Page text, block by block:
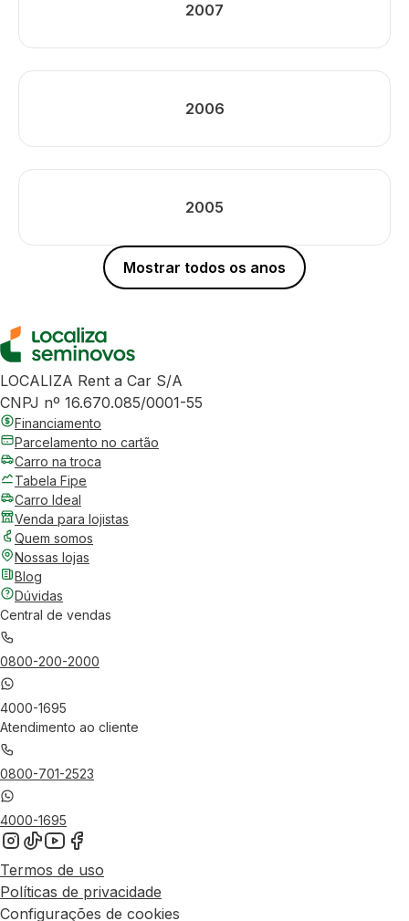
2007
2006
2005
Mostrar todos os anos
LOCALIZA Rent a Car S/A
CNPJ nº 16.670.085/0001-55
Financiamento
Parcelamento no cartão
Carro na troca
Tabela Fipe
Carro Ideal
Venda para lojistas
Quem somos
Nossas lojas
Blog
Dúvidas
Central de vendas
0800-200-2000
4000-1695
Atendimento ao cliente
0800-701-2523
4000-1695
Termos de uso
Políticas de privacidade
Configurações de cookies